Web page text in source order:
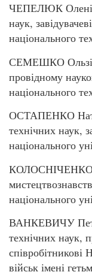
ЧЕПЕЛЮК Олені
наук,
національного
СЕМЕШКО Ользі
провідному
національного
ОСТАПЕНКО
технічних наук,
національного
КОЛОСНІЧЕНКО
національного
ВАНКЕВИЧУ
технічних наук,
співробітникові
військ імені